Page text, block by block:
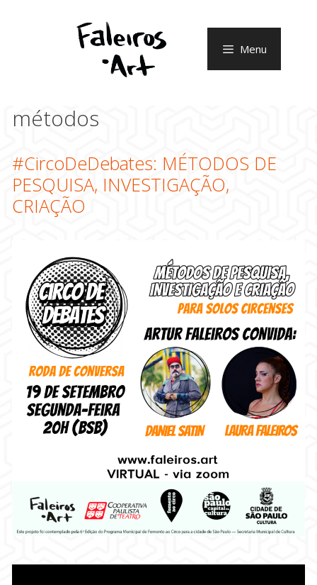
Menu
métodos
#CircoDeDebates: MÉTODOS DE
PESQUISA, INVESTIGAÇÃO,
CRIAÇÃO